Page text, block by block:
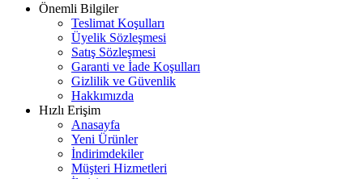
Önemli Bilgiler
Teslimat Koşulları
Üyelik Sözleşmesi
Satış Sözleşmesi
Garanti ve İade Koşulları
Gizlilik ve Güvenlik
Hakkımızda
Hızlı Erişim
Anasayfa
Yeni Ürünler
İndirimdekiler
Müşteri Hizmetleri